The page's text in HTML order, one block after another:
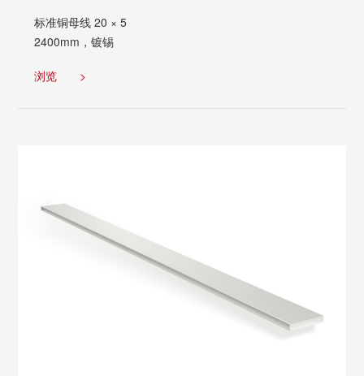
标准铜母线 20 × 5
2400mm，镀锡
浏览 >